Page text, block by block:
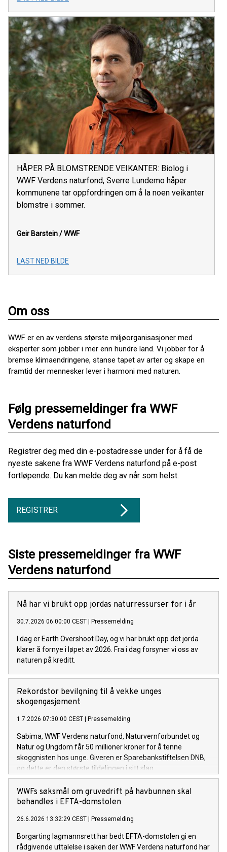
HÅPER PÅ BLOMSTRENDE VEIKANTER: Biolog i
WWF Verdens naturfond, Sverre Lundemo håper
kommunene tar oppfordringen om å la noen veikanter
blomstre i sommer.
Geir Barstein / WWF
LAST NED BILDE
Om oss
WWF er en av verdens største miljøorganisasjoner med
eksperter som jobber i mer enn hundre land. Vi jobber for å
bremse klimaendringene, stanse tapet av arter og skape en
framtid der mennesker lever i harmoni med naturen.
Følg pressemeldinger fra WWF
Verdens naturfond
Registrer deg med din e-postadresse under for å få de
nyeste sakene fra WWF Verdens naturfond på e-post
fortløpende. Du kan melde deg av når som helst.
REGISTRER
Siste pressemeldinger fra WWF
Verdens naturfond
Nå har vi brukt opp jordas naturressurser for i år
30.7.2026 06:00:00 CEST Pressemelding
I dag er Earth Overshoot Day, og vi har brukt opp det jorda
klarer å fornye i løpet av 2026. Fra i dag forsyner vi oss av
naturen på kreditt.
Rekordstor bevilgning til å vekke unges
skogengasjement
1.7.2026 07:30:00 CEST Pressemelding
Sabima, WWF Verdens naturfond, Naturvernforbundet og
Natur og Ungdom får 50 millioner kroner for å tenne
skoggnisten hos unge. Giveren er Sparebankstiftelsen DNB,
og dette er den største tildelingen i sitt slag.
WWFs søksmål om gruvedrift på havbunnen skal
behandles i EFTA-domstolen
26.6.2026 13:32:29 CEST Pressemelding
Borgarting lagmannsrett har bedt EFTA-domstolen gi en
rådgivende uttalelse i saken der WWF Verdens naturfond har